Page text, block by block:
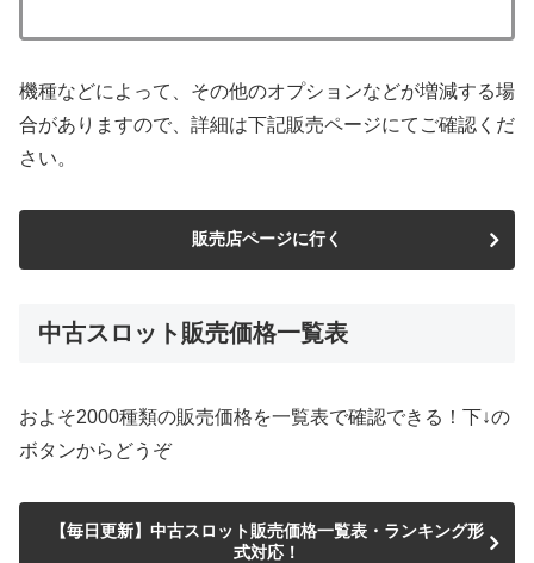
機種などによって、その他のオプションなどが増減する場
合がありますので、詳細は下記販売ページにてご確認くだ
さい。
販売店ページに行く
中古スロット販売価格一覧表
およそ2000種類の販売価格を一覧表で確認できる！下↓の
ボタンからどうぞ
【毎日更新】中古スロット販売価格一覧表・ランキング形
式対応！